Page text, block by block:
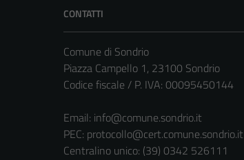
CONTATTI
Comune di Sondrio
Piazza Campello 1, 23100 Sondrio
Codice fiscale / P. IVA: 00095450144
Email: info@comune.sondrio.it
PEC: protocollo@cert.comune.sondrio.it
Centralino unico: (39) 0342 526111